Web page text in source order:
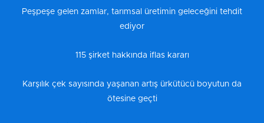
Peşpeşe gelen zamlar, tarımsal üretimin geleceğini tehdit
ediyor
115 şirket hakkında iflas kararı
Karşılık çek sayısında yaşanan artış ürkütücü boyutun da
ötesine geçti